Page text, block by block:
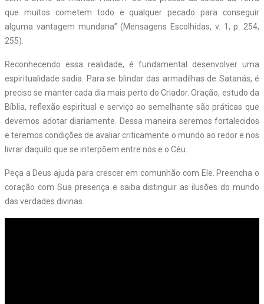
que muitos cometem todo e qualquer pecado para conseguir
alguma vantagem mundana” (Mensagens Escolhidas, v. 1, p. 254,
255).
Reconhecendo essa realidade, é fundamental desenvolver uma
espiritualidade sadia. Para se blindar das armadilhas de Satanás, é
preciso se manter cada dia mais perto do Criador. Oração, estudo da
Bíblia, reflexão espiritual e serviço ao semelhante são práticas que
devemos adotar diariamente. Dessa maneira seremos fortalecidos
e teremos condições de avaliar criticamente o mundo ao redor e nos
livrar daquilo que se interpõem entre nós e o Céu.
Peça a Deus ajuda para crescer em comunhão com Ele. Preencha o
coração com Sua presença e saiba distinguir as ilusões do mundo
das verdades divinas.